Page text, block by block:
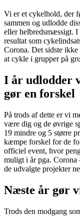
Vi er et cykelhold, der
sammen og udlodde
eller helbredsmæssigt.
resultat som
Corona. Det sidste
at cykle i grupper på
I år udlodder
gør en forskel
På trods af dette er vi
være dig og de øvrige
19 mindre og 5 større
kæmpe forskel for de
officiel event, hvor
muligt i år pga. Corona
de udvalgte projekter
Næste år gør
Trods den modgang